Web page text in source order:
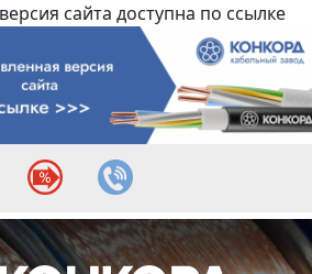
сайта доступна по ссылке